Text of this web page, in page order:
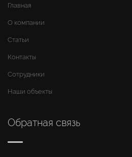
Главная
О компании
Статьи
Контакты
Сотрудники
Наши объекты
Обратная связь